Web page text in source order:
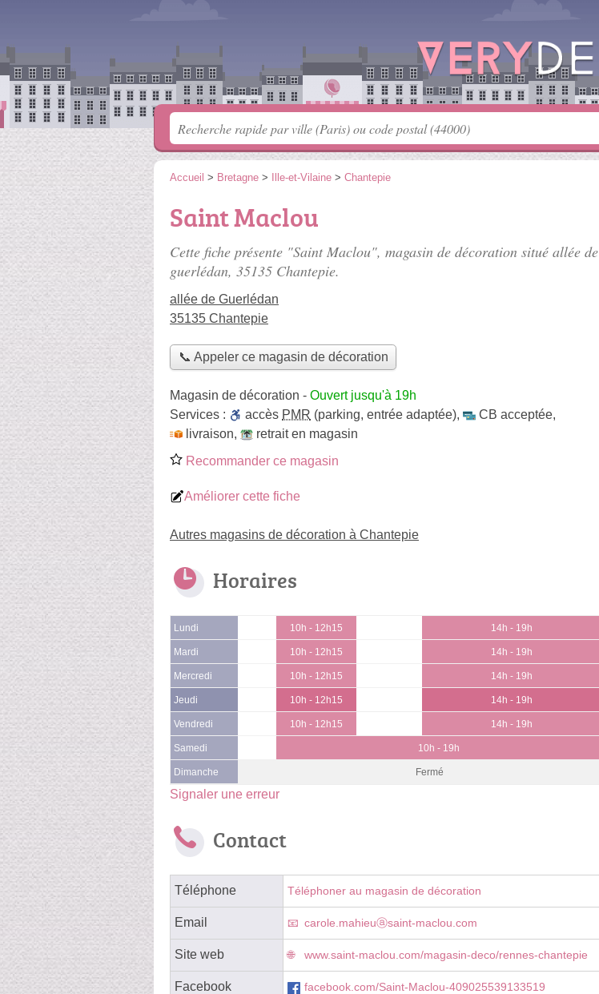
Accueil > Bretagne > Ille-et-Vilaine > Chantepie
Saint Maclou
Cette fiche présente "Saint Maclou", magasin de décoration situé allée de
guerlédan, 35135 Chantepie.
allée de Guerlédan
35135 Chantepie
📞 Appeler ce magasin de décoration
Magasin de décoration - Ouvert jusqu'à 19h
Services :
accès PMR (parking, entrée adaptée), CB acceptée,
livraison,
retrait en magasin
Recommander ce magasin
Améliorer cette fiche
Autres magasins de décoration à Chantepie
Horaires
Lundi 10h - 12h15 14h - 19h
Mardi 10h - 12h15 14h - 19h
Mercredi 10h - 12h15 14h - 19h
Jeudi 10h - 12h15 14h - 19h
Vendredi 10h - 12h15 14h - 19h
Samedi 10h - 19h
Dimanche Fermé
Signaler une erreur
Contact
Téléphone Téléphoner au magasin de décoration
Email carole.mahieuⓐsaint-maclou.com
Site web www.saint-maclou.com/magasin-deco/rennes-chantepie
Facebook facebook.com/Saint-Maclou-409025539133519